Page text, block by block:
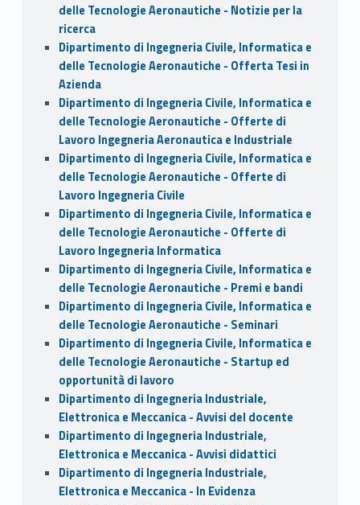
delle Tecnologie Aeronautiche - Notizie per la
ricerca
Dipartimento di Ingegneria Civile, Informatica e
delle Tecnologie Aeronautiche - Offerta Tesi in
Azienda
Dipartimento di Ingegneria Civile, Informatica e
delle Tecnologie Aeronautiche - Offerte di
Lavoro Ingegneria Aeronautica e Industriale
Dipartimento di Ingegneria Civile, Informatica e
delle Tecnologie Aeronautiche - Offerte di
Lavoro Ingegneria Civile
Dipartimento di Ingegneria Civile, Informatica e
delle Tecnologie Aeronautiche - Offerte di
Lavoro Ingegneria Informatica
Dipartimento di Ingegneria Civile, Informatica e
delle Tecnologie Aeronautiche - Premi e bandi
Dipartimento di Ingegneria Civile, Informatica e
delle Tecnologie Aeronautiche - Seminari
Dipartimento di Ingegneria Civile, Informatica e
delle Tecnologie Aeronautiche - Startup ed
opportunità di lavoro
Dipartimento di Ingegneria Industriale,
Elettronica e Meccanica - Avvisi del docente
Dipartimento di Ingegneria Industriale,
Elettronica e Meccanica - Avvisi didattici
Dipartimento di Ingegneria Industriale,
Elettronica e Meccanica - In Evidenza